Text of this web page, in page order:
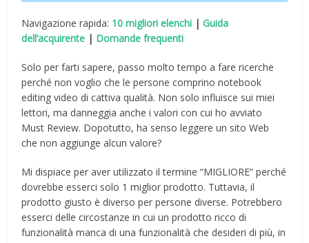
Navigazione rapida: 10 migliori elenchi |Guida
dell’acquirente | Domande frequenti
Solo per farti sapere, passo molto tempo a fare ricerche
perché non voglio che le persone comprino notebook
editing video di cattiva qualità. Non solo influisce sui miei
lettori, ma danneggia anche i valori con cui ho avviato
Must Review. Dopotutto, ha senso leggere un sito Web
che non aggiunge alcun valore?
Mi dispiace per aver utilizzato il termine “MIGLIORE” perché
dovrebbe esserci solo 1 miglior prodotto. Tuttavia, il
prodotto giusto è diverso per persone diverse. Potrebbero
esserci delle circostanze in cui un prodotto ricco di
funzionalità manca di una funzionalità che desideri di più, in